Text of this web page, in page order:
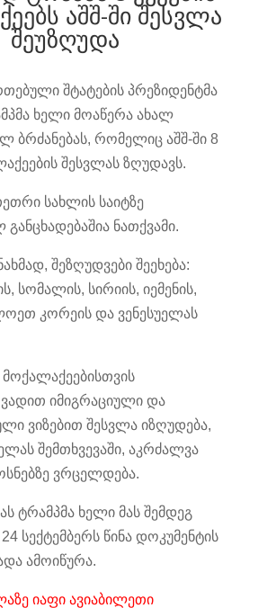
აშშ-ში შესვლა
შეუზღუდა
შტატების პრეზიდენტმა
ხელი მოაწერა ახალ
ბრძანებას, რომელიც აშშ-ში 8
შესვლას ზღუდავს.
სახლის საიტზე
ნათქვამი.
შეზღუდვები შეეხება:
სომალის, სირიის, იემენის,
კორეის და ვენესუელას
მოქალაქეებისთვის
იმიგრაციული და
ვიზებით შესვლა იზღუდება,
შემთხვევაში, აკრძალვა
ვრცელდება.
ტრამპმა ხელი მას შემდეგ
სექტემბერს წინა დოკუმენტის
ამოიწურა.
იაფი ავიაბილეთი